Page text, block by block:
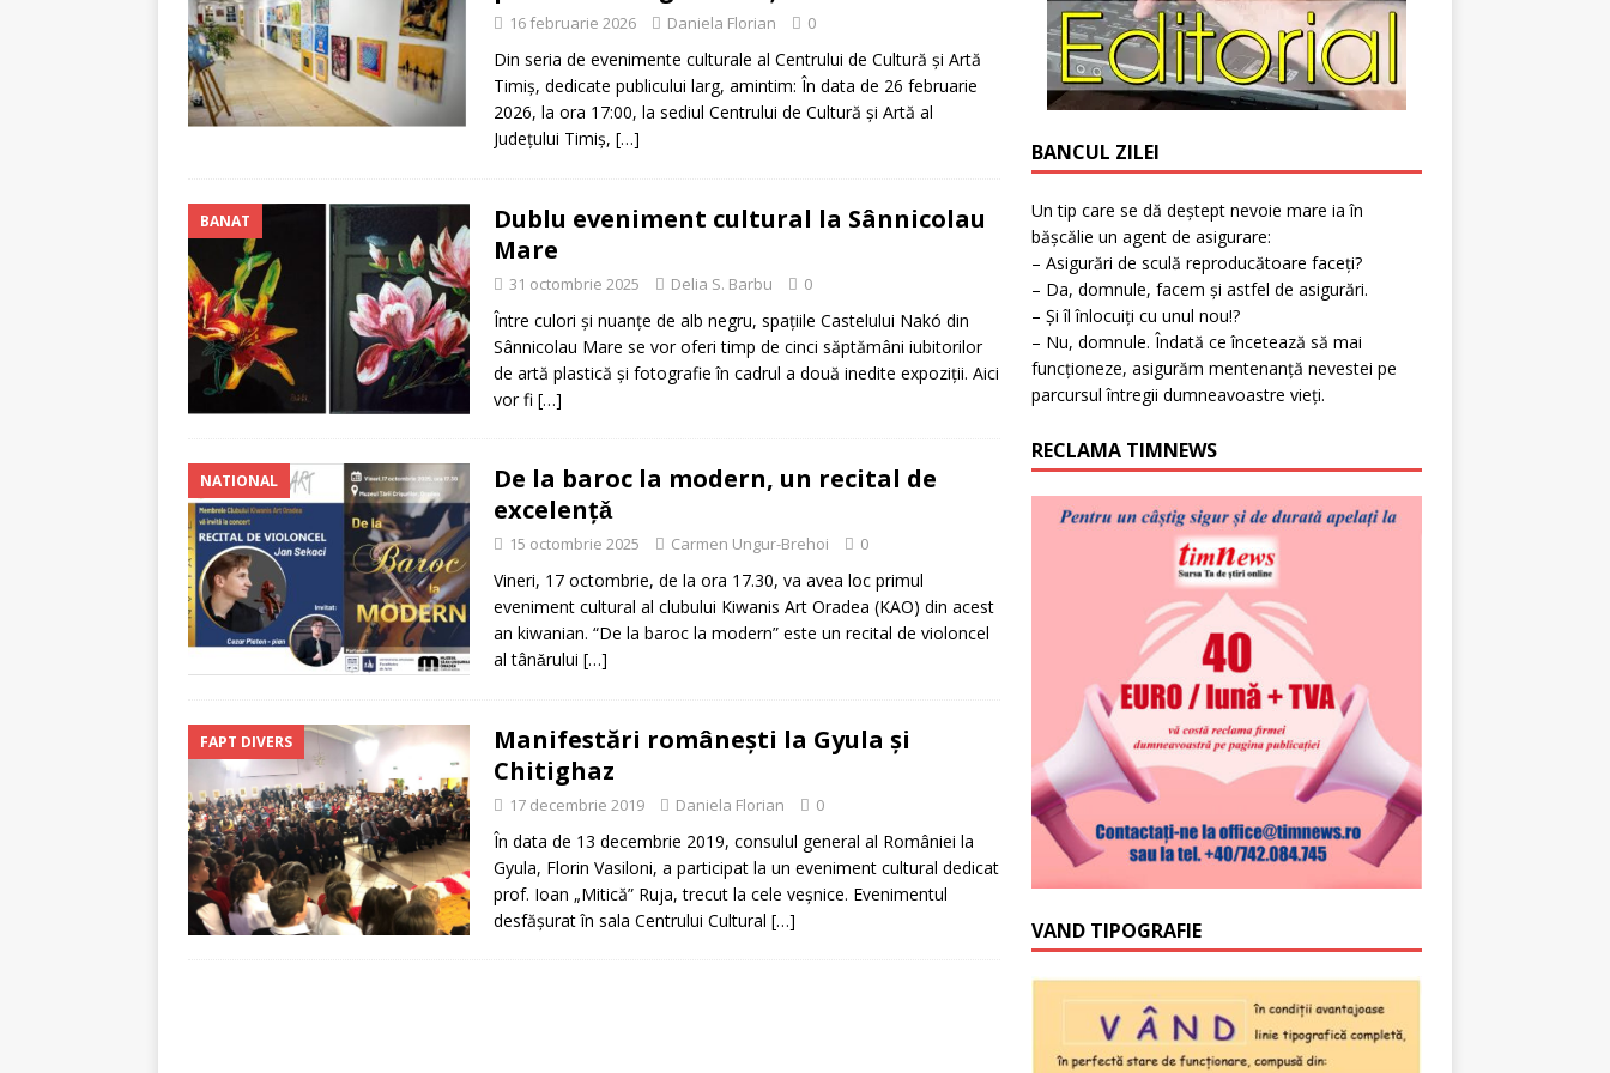
[ 5 august 2026 ]
Invitaţie la expoziţie în Reşiţa!
16 februarie 2026 Daniela Florian 0
Din seria de evenimente culturale al Centrului de Cultură și Artă
Timiș, dedicate publicului larg, amintim: În data de 26 februarie
2026, la ora 17:00, la sediul Centrului de Cultură și Artă al
Județului Timiș, […]
BANAT
Dublu eveniment cultural la Sânnicolau
Mare
31 octombrie 2025 Delia S. Barbu 0
Între culori și nuanțe de alb negru, spațiile Castelului Nakó din
Sânnicolau Mare se vor oferi timp de cinci săptămâni iubitorilor
de artă plastică și fotografie în cadrul a două inedite expoziții. Aici
vor fi […]
NATIONAL
De la baroc la modern, un recital de
excelențǎ
15 octombrie 2025 Carmen Ungur-Brehoi 0
Vineri, 17 octombrie, de la ora 17.30, va avea loc primul
eveniment cultural al clubului Kiwanis Art Oradea (KAO) din acest
an kiwanian. “De la baroc la modern” este un recital de violoncel
al tânǎrului […]
FAPT DIVERS
Manifestări româneşti la Gyula şi
Chitighaz
17 decembrie 2019 Daniela Florian 0
În data de 13 decembrie 2019, consulul general al României la
Gyula, Florin Vasiloni, a participat la un eveniment cultural dedicat
prof. Ioan „Mitică” Ruja, trecut la cele veşnice. Evenimentul
desfăşurat în sala Centrului Cultural […]
BANCUL ZILEI
Un tip care se dă deștept nevoie mare ia în
bășcălie un agent de asigurare:
– Asigurări de sculă reproducătoare faceți?
– Da, domnule, facem și astfel de asigurări.
– Și îl înlocuiți cu unul nou!?
– Nu, domnule. Îndată ce încetează să mai
funcționeze, asigurăm mentenanță nevestei pe
parcursul întregii dumneavoastre vieți.
RECLAMA TIMNEWS
VAND TIPOGRAFIE